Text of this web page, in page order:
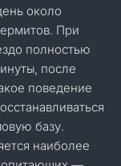
около
При
полностью
после
поведение
базу.
наиболее